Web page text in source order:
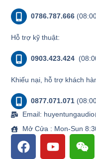
0786.787.666
Hỗ trợ kỹ thuật:
0903.423.424
Khiếu nại, hỗ trợ khách
0877.071.071
Email:
Mở Cửa : Mon-Sun